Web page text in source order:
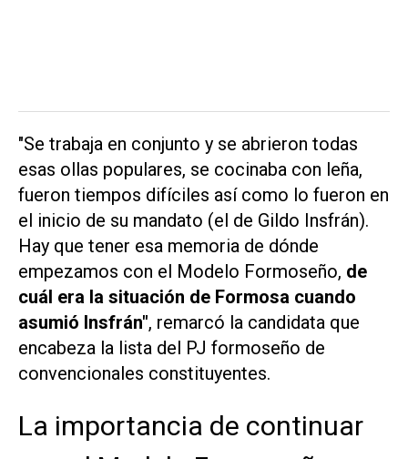
"Se trabaja en conjunto y se abrieron todas
esas ollas populares, se cocinaba con leña,
fueron tiempos difíciles así como lo fueron en
el inicio de su mandato (el de Gildo Insfrán).
Hay que tener esa memoria de dónde
empezamos con el Modelo Formoseño, de
cuál era la situación de Formosa cuando
asumió Insfrán", remarcó la candidata que
encabeza la lista del PJ formoseño de
convencionales constituyentes.
La importancia de continuar